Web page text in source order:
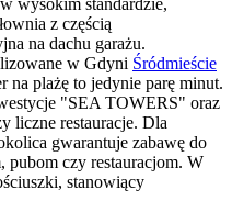
z częścią
na dachu garażu.
w Gdyni Śródmieście
na plażę to jedynie parę minut.
"SEA TOWERS" oraz
liczne restauracje. Dla
gwarantuje zabawę do
pubom czy restauracjom. W
stanowiący